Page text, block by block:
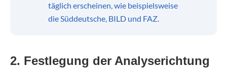
täglich erscheinen, wie beispielsweise
die Süddeutsche, BILD und FAZ.
2. Festlegung der Analyserichtung